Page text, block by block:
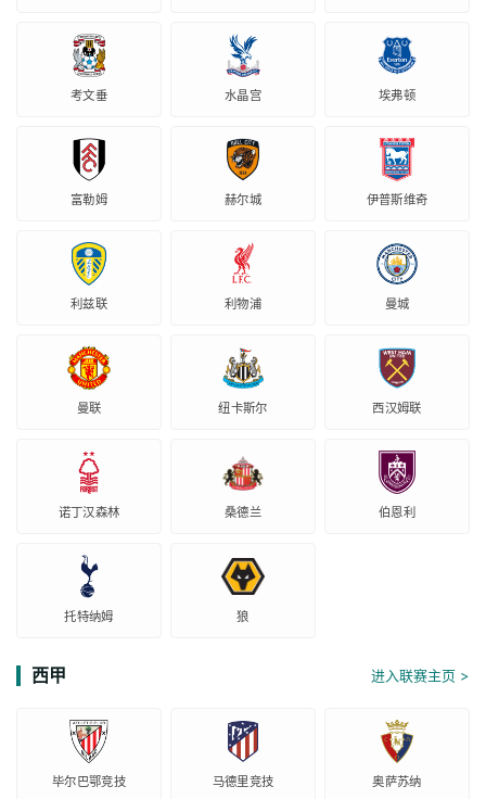
考文垂 水晶宫 埃弗顿
富勒姆 赫尔城 伊普斯维奇
利兹联 利物浦 曼城
曼联 纽卡斯尔 西汉姆联
诺丁汉森林 桑德兰 伯恩利
托特纳姆 狼
西甲 进入联赛主页 >
毕尔巴鄂竞技 马德里竞技 奥萨苏纳